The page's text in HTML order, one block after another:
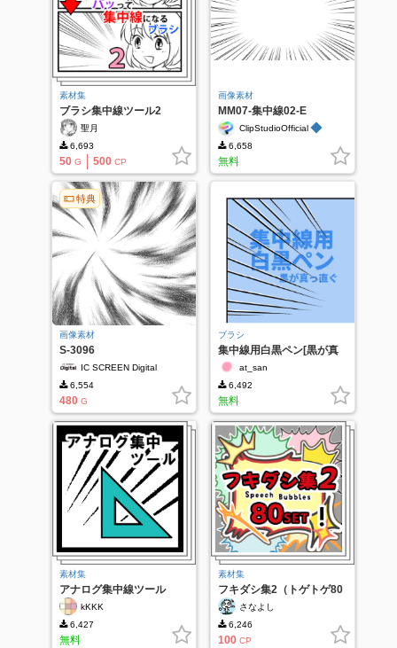
素材集
ブラシ集中線ツール2
聖月
6,693
50 G 500 CP
画像素材
MM07-集中線02-E
ClipStudioOfficial ◆
6,658
無料
特典
画像素材
S-3096
IC SCREEN Digital
6,554
480 G
ブラシ
集中線用白黒ペン[黒が真
っ直ぐ]at_san
6,492
無料
素材集
アナログ集中線ツール
kKKK
6,427
無料
素材集
フキダシ集2（トゲトゲ80
種類）さなよし
6,246
100 CP